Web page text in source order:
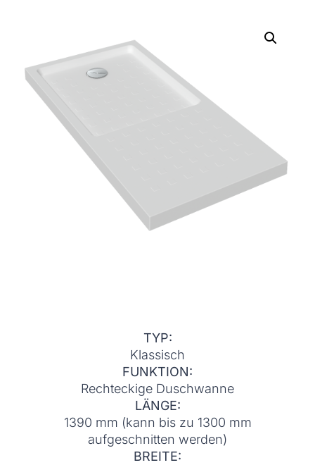
TYP:
Klassisch
FUNKTION:
Rechteckige Duschwanne
LÄNGE:
1390 mm (kann bis zu 1300 mm
aufgeschnitten werden)
BREITE: